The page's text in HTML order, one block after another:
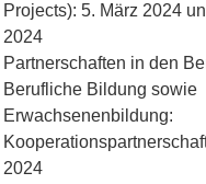
Projects): 5. März 2024
2024
Partnerschaften in den
Berufliche Bildung sowie
Erwachsenenbildung:
2024